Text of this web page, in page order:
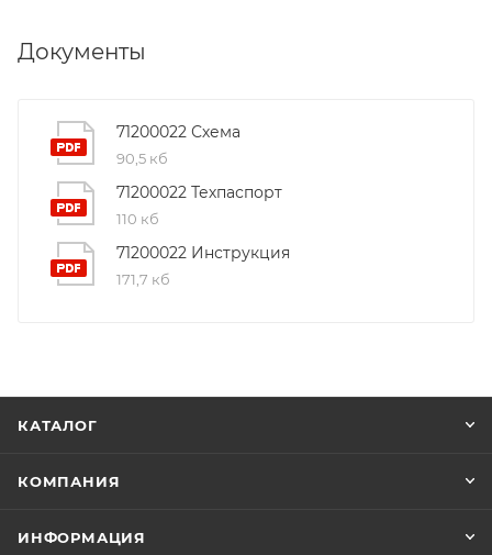
Документы
71200022 Схема
90,5 кб
71200022 Техпаспорт
110 кб
71200022 Инструкция
171,7 кб
КАТАЛОГ
КОМПАНИЯ
ИНФОРМАЦИЯ